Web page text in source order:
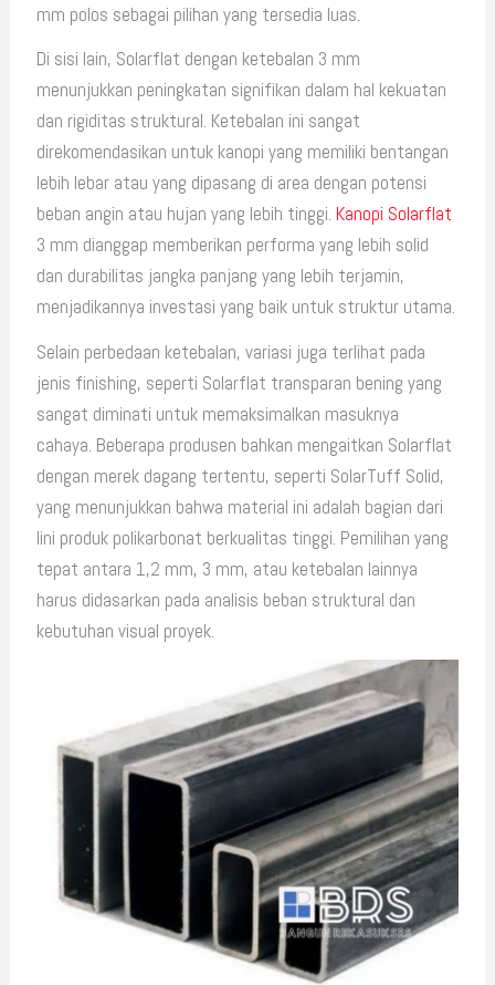
mm polos sebagai pilihan yang tersedia luas.
Di sisi lain, Solarflat dengan ketebalan 3 mm
menunjukkan peningkatan signifikan dalam hal kekuatan
dan rigiditas struktural. Ketebalan ini sangat
direkomendasikan untuk kanopi yang memiliki bentangan
lebih lebar atau yang dipasang di area dengan potensi
beban angin atau hujan yang lebih tinggi.Kanopi Solarflat
3 mm dianggap memberikan performa yang lebih solid
dan durabilitas jangka panjang yang lebih terjamin,
menjadikannya investasi yang baik untuk struktur utama.
Selain perbedaan ketebalan, variasi juga terlihat pada
jenis finishing, seperti Solarflat transparan bening yang
sangat diminati untuk memaksimalkan masuknya
cahaya. Beberapa produsen bahkan mengaitkan Solarflat
dengan merek dagang tertentu, seperti SolarTuff Solid,
yang menunjukkan bahwa material ini adalah bagian dari
lini produk polikarbonat berkualitas tinggi. Pemilihan yang
tepat antara 1,2 mm, 3 mm, atau ketebalan lainnya
harus didasarkan pada analisis beban struktural dan
kebutuhan visual proyek.